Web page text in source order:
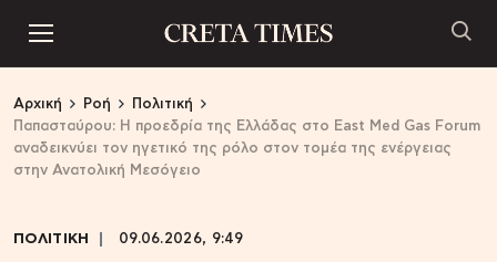
Αρχική Ροή
Πολιτική
Παπασταύρου: Η προεδρία της Ελλάδας στο East Med Gas Forum
αναδεικνύει τον ηγετικό της ρόλο στον τομέα της ενέργειας
στην Ανατολική Μεσόγειο
ΠΟΛΙΤΙΚΗ 09.06.2026, 9:49